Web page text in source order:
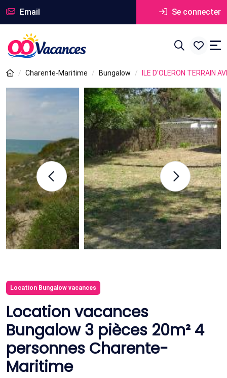
Email Se connecter
Charente-Maritime Bungalow ILE D'OLERON TERRAIN
Location Bungalow vacances
Location vacances
Bungalow 3 pièces 20m² 4
personnes Charente-
Maritime